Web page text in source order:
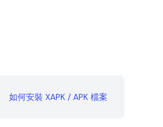
如何安裝 XAPK / APK 檔案